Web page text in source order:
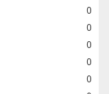
0
0
0
0
0